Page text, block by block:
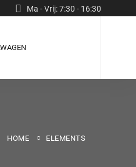
Ma - Vrij: 7:30 - 16:30
HOME ELEMENTS